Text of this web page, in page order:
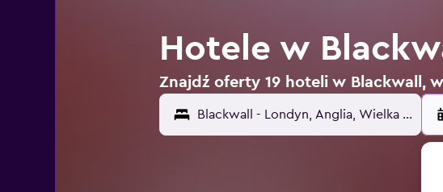
Hotele w
Znajdź oferty 19 hoteli w Blackwall,